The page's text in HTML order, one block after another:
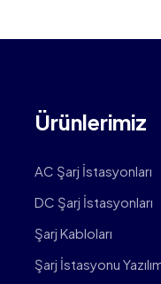
Ürünlerimiz
AC Şarj İstasyonları
DC Şarj İstasyonları
Şarj Kabloları
Şarj İstasyonu